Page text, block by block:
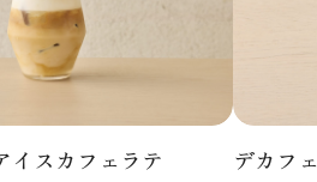
イスカフェラテ デカフ